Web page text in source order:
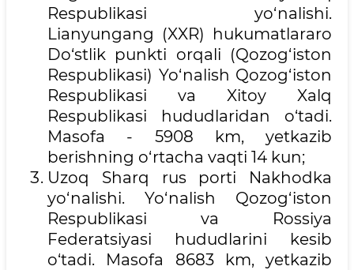
Respublikasi yo‘nalishi.
Lianyungang (XXR) hukumatlararo
Do‘stlik punkti orqali (Qozog‘iston
Respublikasi) Yo‘nalish Qozog‘iston
Respublikasi va Xitoy Xalq
Respublikasi hududlaridan o‘tadi.
Masofa - 5908 km, yetkazib
berishning o‘rtacha vaqti 14 kun;
Uzoq Sharq rus porti Nakhodka
yo‘nalishi. Yo‘nalish Qozog‘iston
Respublikasi va Rossiya
Federatsiyasi hududlarini kesib
o‘tadi. Masofa 8683 km, yetkazib